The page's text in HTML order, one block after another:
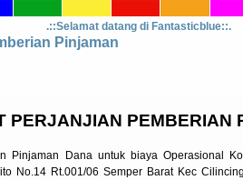
.::Selamat datang di Fantasticblue::.
Pinjaman
PERJANJIAN PEMBERIAN
Pinjaman Dana untuk biaya Operasional
No.14 Rt.001/06 Semper Barat Kec